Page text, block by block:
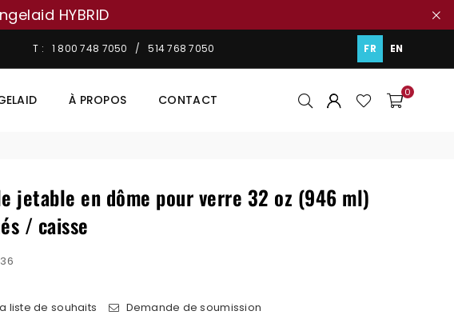
HYBRID
T : 1 800 748 7050 / 514 768 7050 FR EN
À PROPOS CONTACT 0
jetable en dôme pour verre 32 oz (946 ml)
/ caisse
liste de souhaits
Demande de soumission